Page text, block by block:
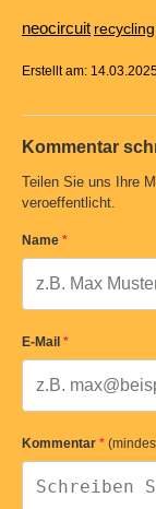
neocircuit recycling
Erstellt am:
Kommentar
Teilen Sie uns Ihre
veroeffentlicht.
Name *
E-Mail *
Kommentar *